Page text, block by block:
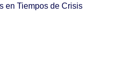
en Tiempos de Crisis